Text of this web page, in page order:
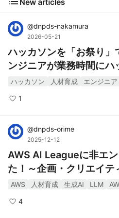
New articles
@dnpds-nakamura
2026-05-21
ハッカソンを「お祭り」
ンジニアが業務時間にハ
理由。
ハッカソン 人材育成 エンジニ
1
@dnpds-orime
2025-12-12
AWS AI Leagueに非エ
た！～企画・クリエイテ
く”体験できた理由～
AWS 人材育成 生成AI LLM
4